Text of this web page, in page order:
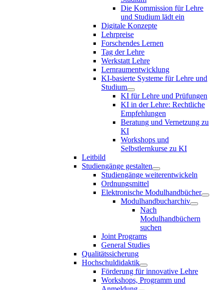
Die Kommission für Lehre
und Studium lädt ein
Digitale Konzepte
Lehrpreise
Forschendes Lernen
Tag der Lehre
Werkstatt Lehre
Lernraumentwicklung
KI-basierte Systeme für Lehre und
Studium
KI für Lehre und Prüfungen
KI in der Lehre: Rechtliche
Empfehlungen
Beratung und Vernetzung zu
KI
Workshops und
Selbstlernkurse zu KI
Leitbild
Studiengänge gestalten
Studiengänge weiterentwickeln
Ordnungsmittel
Elektronische Modulhandbücher
Modulhandbucharchiv
Nach
Modulhandbüchern
suchen
Joint Programs
General Studies
Qualitätssicherung
Hochschuldidaktik
Förderung für innovative Lehre
Workshops, Programm und